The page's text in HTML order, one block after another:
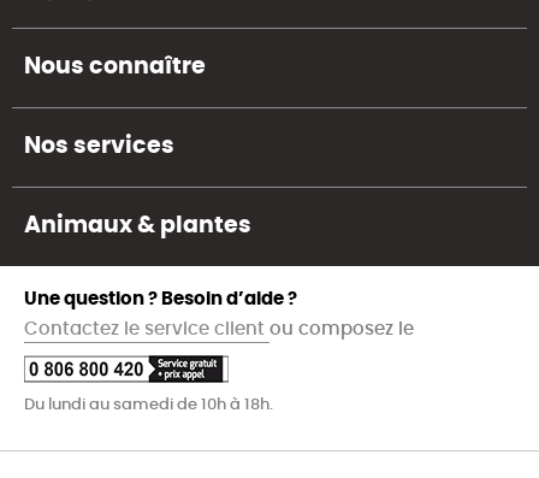
Nous connaître
Nos services
Animaux & plantes
Une question ? Besoin d’aide ?
Contactez le service client ou composez le
Du lundi au samedi de 10h à 18h.